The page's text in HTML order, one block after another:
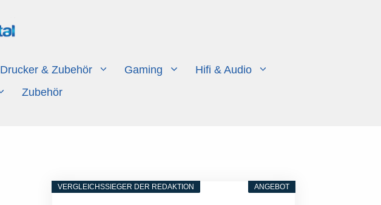
Drucker & Zubehör Gaming
Hifi & Audio
Zubehör
ANGEBOT
VERGLEICHSSIEGER DER REDAKTION